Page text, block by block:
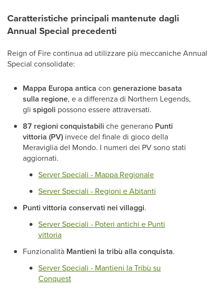
Caratteristiche principali mantenute dagli
Annual Special precedenti
Reign of Fire continua ad utilizzare più meccaniche Annual
Special consolidate:
Mappa Europa antica con generazione basata
sulla regione, e a differenza di Northern Legends,
gli spigoli possono essere attraversati.
87 regioni conquistabili che generano Punti
vittoria (PV) invece del finale di gioco della
Meraviglia del Mondo. I numeri dei PV sono stati
aggiornati.
Server Speciali - Mappa Regionale
Server Speciali - Regioni e Abitanti
Punti vittoria conservati nei villaggi.
Server Speciali - Poteri antichi e Punti
vittoria
Funzionalità Mantieni la tribù alla conquista.
Server Speciali - Mantieni la Tribù su
Conquest